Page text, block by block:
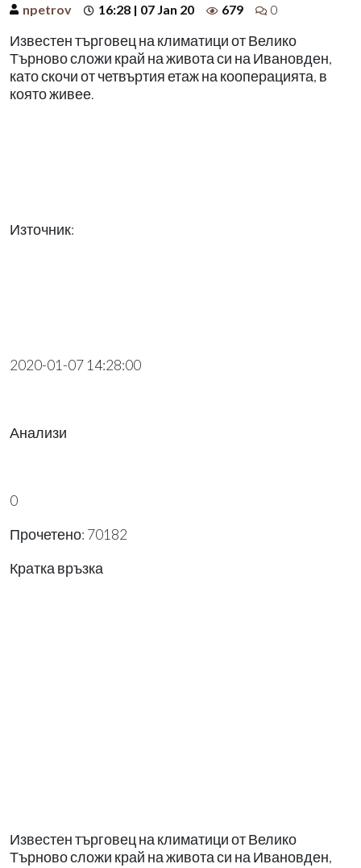
npetrov 16:28 | 07 Jan 20 679 0
Известен търговец на климатици от Велико
Търново сложи край на живота си на Ивановден,
като скочи от четвъртия етаж на кооперацията, в
която живее.
Източник:
2020-01-07 14:28:00
Анализи
0
Прочетено: 70182
Кратка връзка
Известен търговец на климатици от Велико
Търново сложи край на живота си на Ивановден,